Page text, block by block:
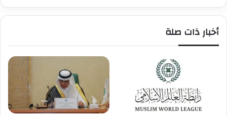
ا
و
ج
د
ا
ل
أخبار ذات صلة